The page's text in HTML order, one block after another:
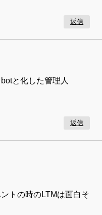
返信
と化した管理人
返信
トの時のLTMは面白そ